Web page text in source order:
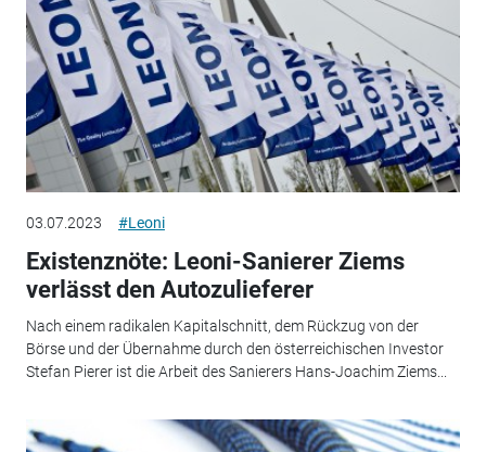
03.07.2023 #Leoni
Existenznöte: Leoni-Sanierer Ziems
verlässt den Autozulieferer
Nach einem radikalen Kapitalschnitt, dem Rückzug von der
Börse und der Übernahme durch den österreichischen Investor
Stefan Pierer ist die Arbeit des Sanierers Hans-Joachim Ziems...